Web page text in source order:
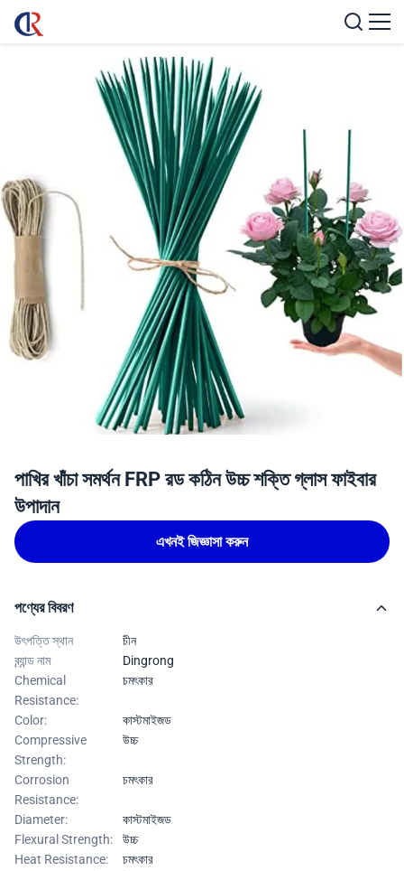
পাখির খাঁচা সমর্থন FRP রড কঠিন উচ্চ শক্তি গ্লাস ফাইবার
উপাদান
এখনই জিজ্ঞাসা করুন
পণ্যের বিবরণ
উৎপত্তি স্থান
চীন
ব্র্যান্ড নাম
Dingrong
Chemical
Resistance:
চমৎকার
Color:
কাস্টমাইজড
Compressive
Strength:
উচ্চ
Corrosion
Resistance:
চমৎকার
Diameter:
কাস্টমাইজড
Flexural Strength:
উচ্চ
Heat Resistance:
চমৎকার